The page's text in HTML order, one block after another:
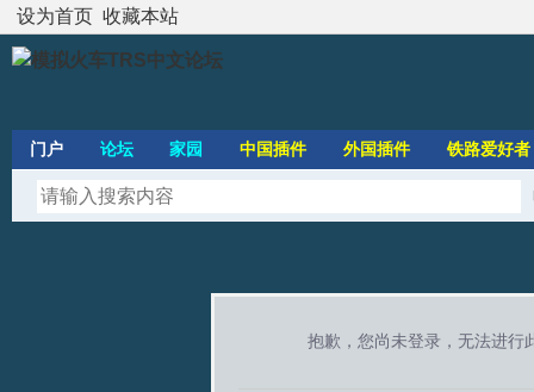
设为首页 收藏本站
门户 论坛 家园 中国插件 外国插件 铁路爱好者
抱歉，您尚未登录，无法进行